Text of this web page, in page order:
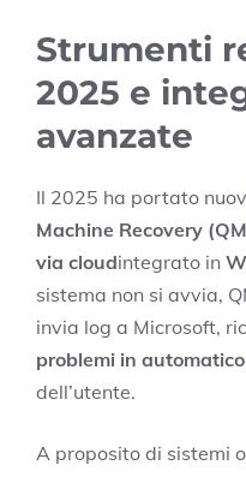
Strumenti
2025 e
avanzate
Il 2025 ha portato
Machine Recovery
via cloudintegrato in
sistema non si avvia,
invia log a Microsoft,
problemi in automatico
dell’utente.
A proposito di sistemi